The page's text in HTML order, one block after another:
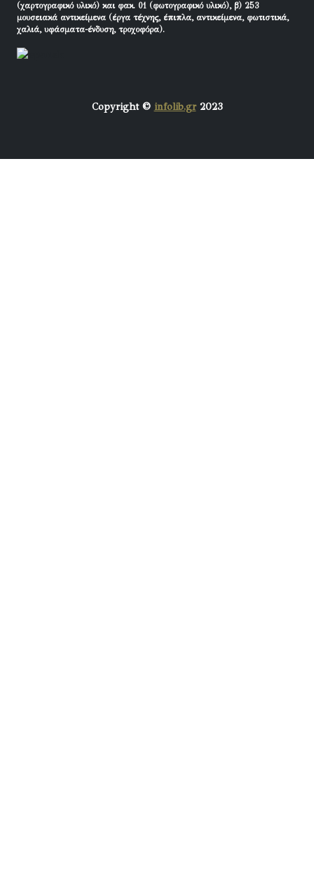
(χαρτογραφικό υλικό) και φακ. 01 (φωτογραφικό υλικό), β) 253
μουσειακά αντικείμενα (έργα τέχνης, έπιπλα, αντικείμενα, φωτιστικά,
χαλιά, υφάσματα-ένδυση, τροχοφόρα).
Copyright © infolib.gr2023